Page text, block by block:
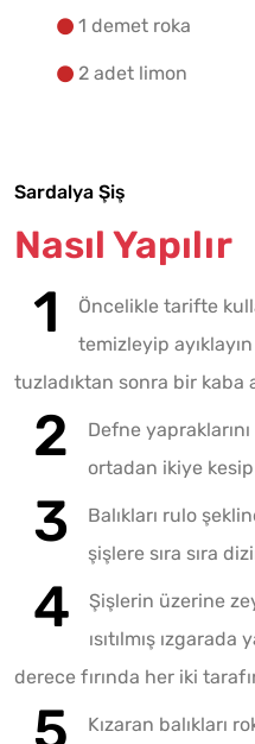
1 demet roka
2 adet limon
Sardalya Şiş
Nasıl Yapılır
Öncelikle tarifte
temizleyip
tuzladıktan sonra bir kaba
Defne
ortadan ikiye
Balıkları rulo
şişlere sıra sıra
Şişlerin üzerine
ısıtılmış ızgarada
derece fırında her iki
Kızaran balıkları